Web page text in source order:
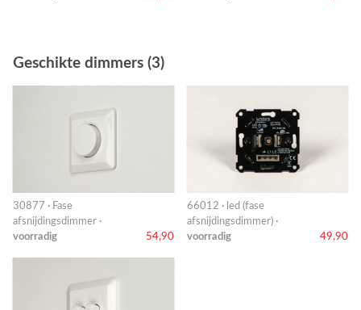
Geschikte dimmers (3)
30877 · Fase
afsnijdingsdimmer ·
voorradig
54,90
66012 · led (fase
afsnijdingsdimmer) ·
voorradig
49,90